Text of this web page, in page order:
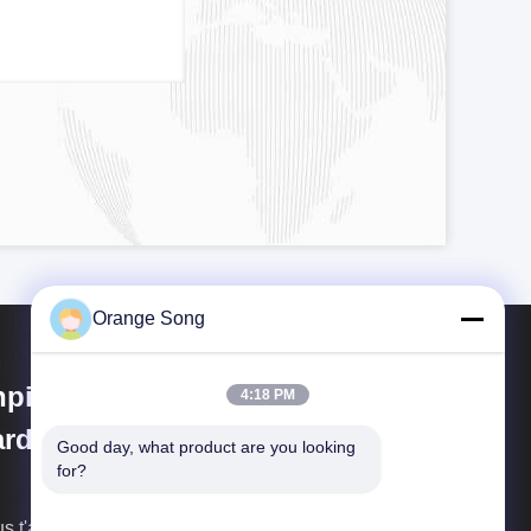
County Hengyuan
Netting Industry
Co.,Ltd.
Orange Song
4:18 PM
Good day, what product are you looking
for?